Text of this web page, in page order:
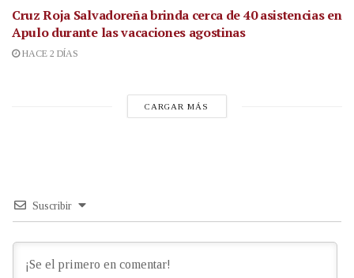
Cruz Roja Salvadoreña brinda cerca de 40 asistencias en
Apulo durante las vacaciones agostinas
HACE 2 DÍAS
CARGAR MÁS
Suscribir